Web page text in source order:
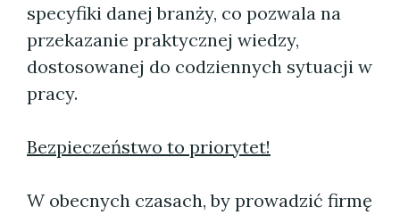
specyfiki danej branży, co pozwala na
przekazanie praktycznej wiedzy,
dostosowanej do codziennych sytuacji w
pracy.
Bezpieczeństwo to priorytet!
W obecnych czasach, by prowadzić firmę